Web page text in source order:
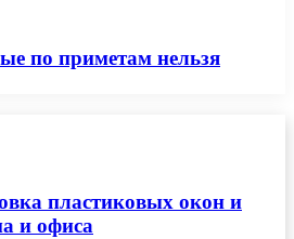
по приметам нельзя
пластиковых окон и
и офиса